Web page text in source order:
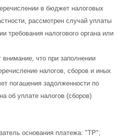
в бюджет налоговых
рассмотрен случай уплаты
требования налогового органа или
что при заполнении
налогов, сборов и иных
погашения задолженности по
об уплате налогов (сборов)
основания платежа: "ТР";